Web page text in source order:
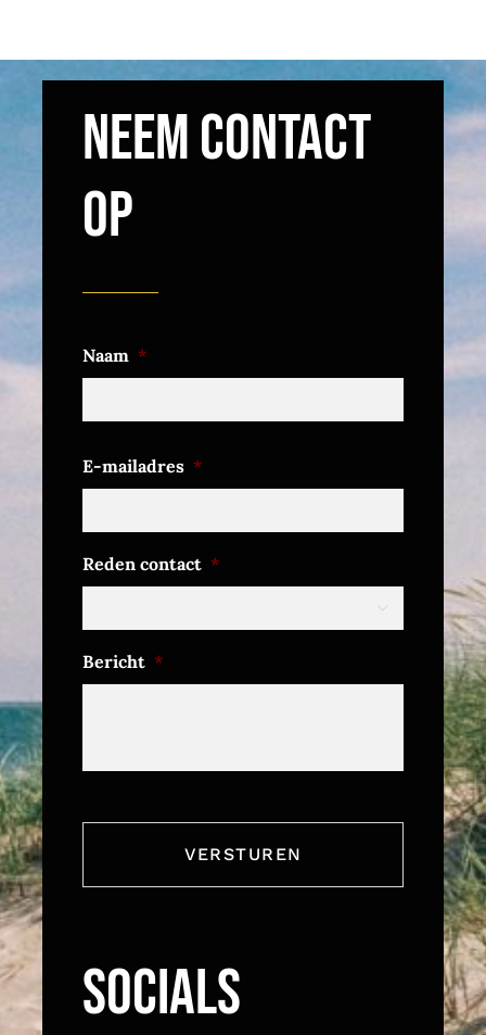
NEEM CONTACT
OP
Naam *
E-mailadres *
Reden contact *

Bericht *
SOCIALS